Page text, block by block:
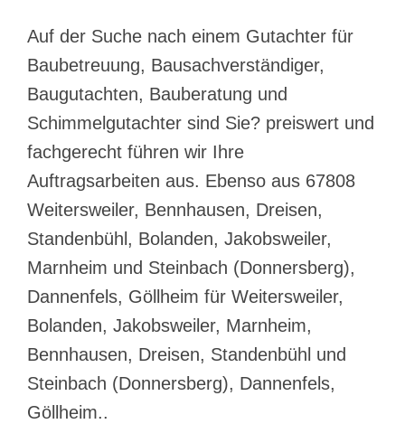
Auf der Suche nach einem Gutachter für
Baubetreuung, Bausachverständiger,
Baugutachten, Bauberatung und
Schimmelgutachter sind Sie? preiswert und
fachgerecht führen wir Ihre
Auftragsarbeiten aus. Ebenso aus 67808
Weitersweiler, Bennhausen, Dreisen,
Standenbühl, Bolanden, Jakobsweiler,
Marnheim und Steinbach (Donnersberg),
Dannenfels, Göllheim für Weitersweiler,
Bolanden, Jakobsweiler, Marnheim,
Bennhausen, Dreisen, Standenbühl und
Steinbach (Donnersberg), Dannenfels,
Göllheim..